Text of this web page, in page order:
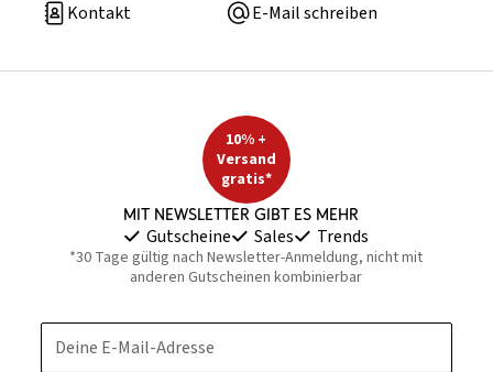
Kontakt
E-Mail schreiben
10% +
Versand
gratis*
Mit Newsletter gibt es mehr
Gutscheine Sales Trends
*30 Tage gültig nach Newsletter-Anmeldung, nicht mit
anderen Gutscheinen kombinierbar
Deine E-Mail-Adresse